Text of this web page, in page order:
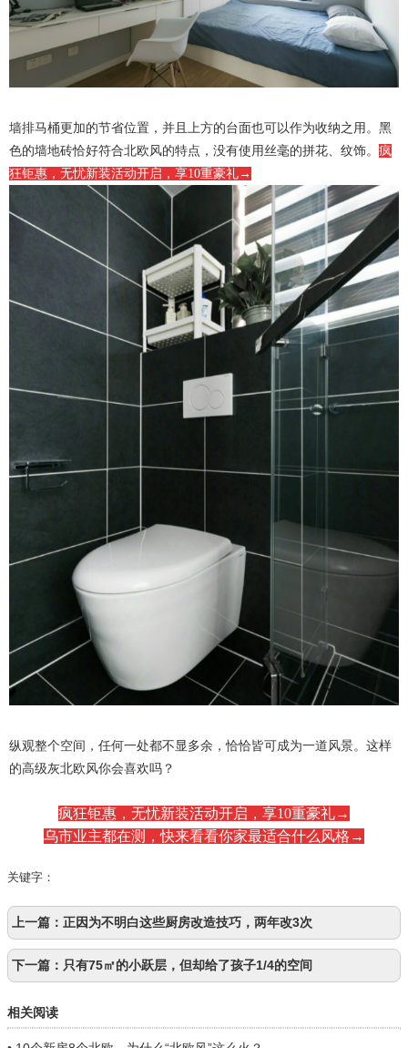
墙排马桶更加的节省位置，并且上方的台面也可以作为收纳之用。黑
色的墙地砖恰好符合北欧风的特点，没有使用丝毫的拼花、纹饰。 疯
狂钜惠，无忧新装活动开启，享10重豪礼→
纵观整个空间，任何一处都不显多余，恰恰皆可成为一道风景。这样
的高级灰北欧风你会喜欢吗？
疯狂钜惠，无忧新装活动开启，享10重豪礼→
乌市业主都在测，快来看看你家最适合什么风格→
关键字：
上一篇：正因为不明白这些厨房改造技巧，两年改3次
下一篇： 只有75㎡的小跃层，但却给了孩子1/4的空间
相关阅读